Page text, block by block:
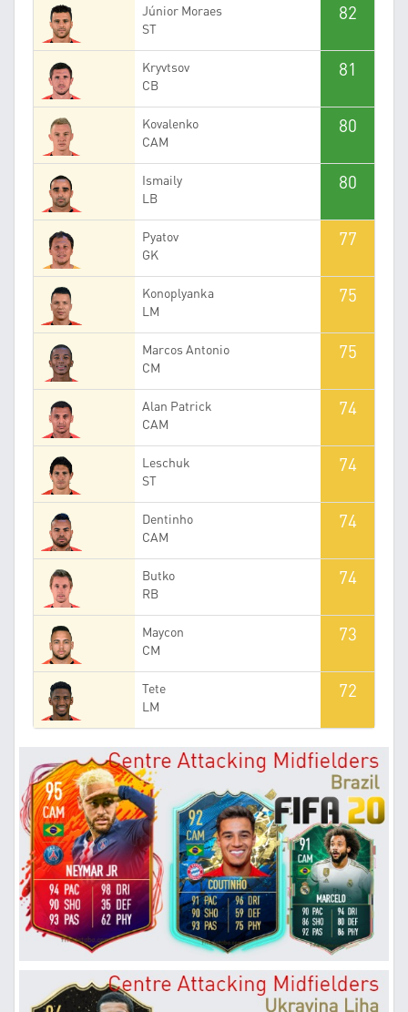
Júnior Moraes
ST
82
Kryvtsov
CB
81
Kovalenko
CAM
80
Ismaily
LB
80
Pyatov
GK
77
Konoplyanka
LM
75
Marcos Antonio
CM
75
Alan Patrick
CAM
74
Leschuk
ST
74
Dentinho
CAM
74
Butko
RB
74
Maycon
CM
73
Tete
LM
72